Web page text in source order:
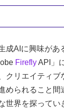
成AIに興味があ
FireflyAPI」
クリエイティブ
められること間
世界を探ってい